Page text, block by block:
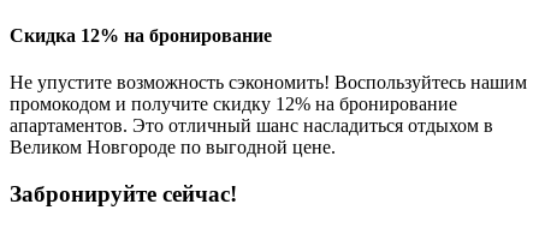
Скидка 12% на бронирование
Не упустите возможность сэкономить! Воспользуйтесь нашим
промокодом и получите скидку 12% на бронирование
апартаментов. Это отличный шанс насладиться отдыхом в
Великом Новгороде по выгодной цене.
Забронируйте сейчас!